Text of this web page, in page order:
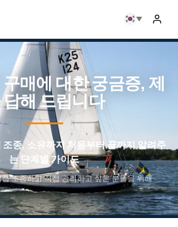
구매에 대한 궁금증, 제
답해 드립니다
조종, 소유까지 처음부터 끝까지 알려주
는 단계별 가이드
조종하고 직접 관리하고 싶은 분들을 위해